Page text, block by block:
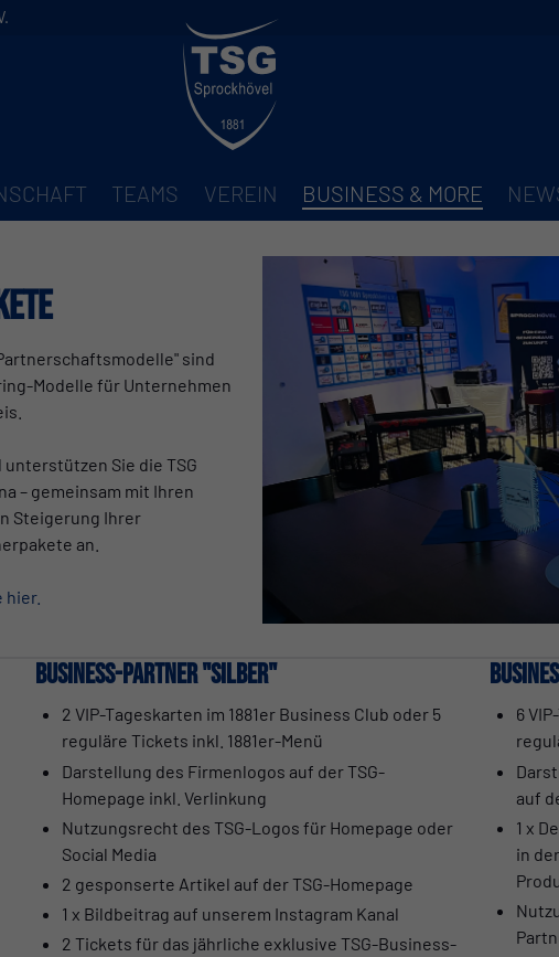
TEAMS VEREIN BUSINESS & MORE
sind
Modelle für Unternehmen
unterstützen Sie die TSG
– gemeinsam mit Ihren
Steigerung Ihrer
an.
Business-Partner "Silber"
2 VIP-Tageskarten im 1881er Business Club oder 5
reguläre Tickets inkl. 1881er-Menü
Darstellung des Firmenlogos auf der TSG-
Homepage inkl. Verlinkung
Nutzungsrecht des TSG-Logos für Homepage oder
Social Media
2 gesponserte Artikel auf der TSG-Homepage
1 x Bildbeitrag auf unserem Instagram Kanal
2 Tickets für das jährliche exklusive TSG-Business-
6
auf
1 x
in